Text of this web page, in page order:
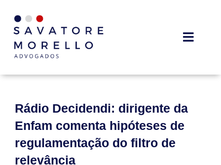
Rádio Decidendi: dirigente da
Enfam comenta hipóteses de
regulamentação do filtro de
relevância